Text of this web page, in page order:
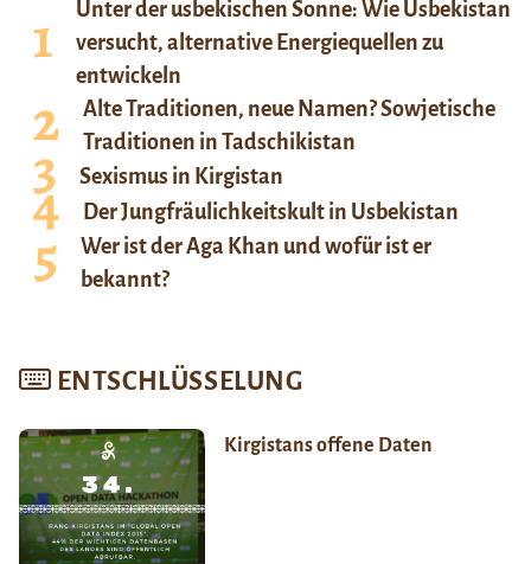
Unter der usbekischen Sonne: Wie Usbekistan
versucht, alternative Energiequellen zu
entwickeln
Alte Traditionen, neue Namen? Sowjetische
Traditionen in Tadschikistan
Sexismus in Kirgistan
Der Jungfräulichkeitskult in Usbekistan
Wer ist der Aga Khan und wofür ist er
bekannt?
ENTSCHLÜSSELUNG
Kirgistans offene Daten